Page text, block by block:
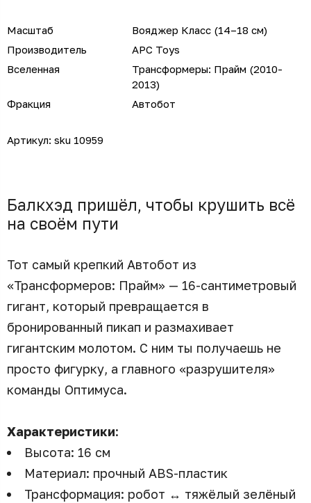
Масштаб
Вояджер Класс (14–18 см)
Производитель
APC Toys
Вселенная
Трансформеры: Прайм (2010-
2013)
Фракция
Автобот
Артикул: sku 10959
Балкхэд пришёл, чтобы крушить всё
на своём пути
Тот самый крепкий Автобот из
«Трансформеров: Прайм» — 16-сантиметровый
гигант, который превращается в
бронированный пикап и размахивает
гигантским молотом. С ним ты получаешь не
просто фигурку, а главного «разрушителя»
команды Оптимуса.
Характеристики:
Высота: 16 см
Материал: прочный ABS-пластик
Трансформация: робот ↔ тяжёлый зелёный